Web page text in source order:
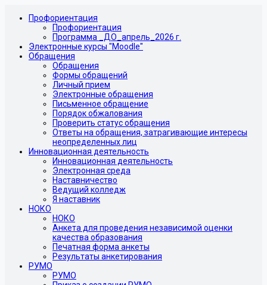
Профориентация
Профориентация
Программа _ДО_апрель_2026 г.
Электронные курсы "Moodle"
Обращения
Обращения
Формы обращений
Личный прием
Электронные обращения
Письменное обращение
Порядок обжалования
Проверить статус обращения
Ответы на обращения, затрагивающие интересы
неопределенных лиц
Инновационная деятельность
Инновационная деятельность
Электронная среда
Наставничество
Ведущий колледж
Я наставник
НОКО
НОКО
Анкета для проведения независимой оценки
качества образования
Печатная форма анкеты
Результаты анкетирования
РУМО
РУМО